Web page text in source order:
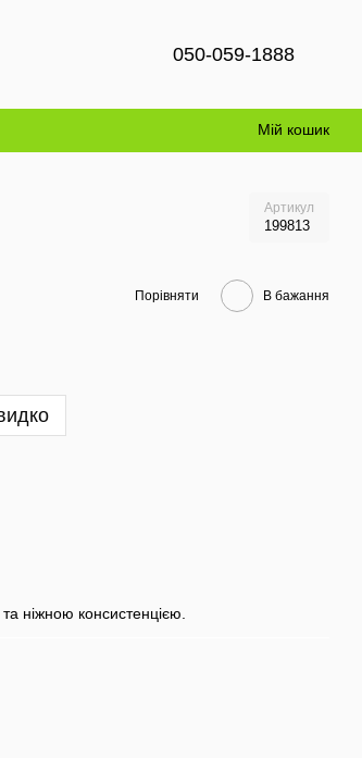
050-059-1888
Мій кошик
Артикул
199813
Порівняти В бажання
ніжною консистенцією.